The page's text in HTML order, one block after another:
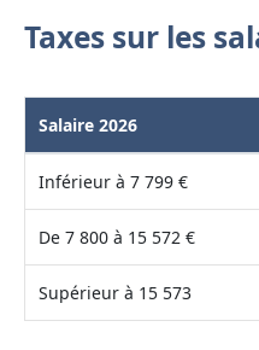
Taxes sur les
Salaire 2026
Inférieur à 7 799 €
De 7 800 à 15 572 €
Supérieur à 15 573